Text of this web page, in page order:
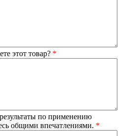
этот товар? *
по применению
общими впечатлениями. *